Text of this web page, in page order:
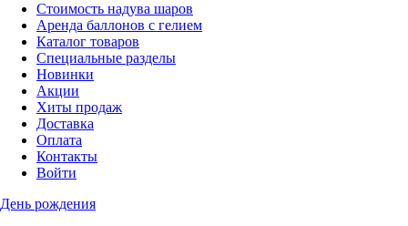
Стоимость надува шаров
Аренда баллонов с гелием
Каталог товаров
Специальные разделы
Новинки
Акции
Хиты продаж
Доставка
Оплата
Контакты
Войти
День рождения